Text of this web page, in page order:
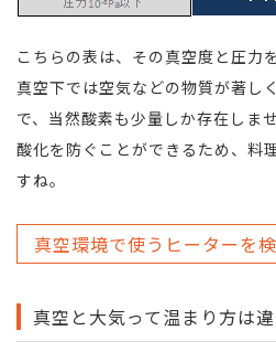
こちらの表は、その真空度と圧力
真空下では空気などの物質が著し
で、当然酸素も少量しか存在しま
酸化を防ぐことができるため、料
すね。
真空環境で使うヒーターを
真空と大気って温まり方は